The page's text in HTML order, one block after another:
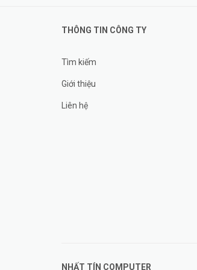
THÔNG TIN CÔNG TY
Tìm kiếm
Giới thiệu
Liên hệ
NHẤT TÍN COMPUTER